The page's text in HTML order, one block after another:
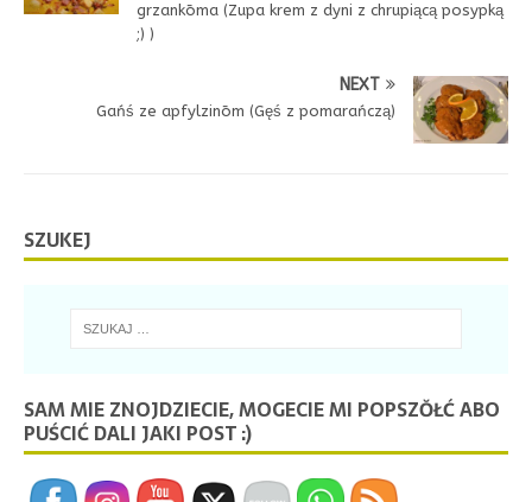
grzankōma (Zupa krem z dyni z chrupiącą posypką
;) )
NEXT
Gańś ze apfylzinōm (Gęś z pomarańczą)
SZUKEJ
SAM MIE ZNOJDZIECIE, MOGECIE MI POPSZŎŁĆ ABO
PUŚCIĆ DALI JAKI POST :)